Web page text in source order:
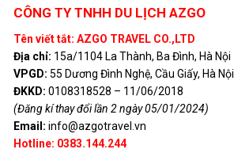
CÔNG TY TNHH DU LỊCH AZGO
Tên viết tắt: AZGO TRAVEL CO.,LTD
Địa chỉ: 15a/1104 La Thành, Ba Đình, Hà Nội
VPGD: 55 Dương Đình Nghệ, Cầu Giấy, Hà Nội
ĐKKD: 0108318528 – 11/06/2018
(Đăng kí thay đổi lần 2 ngày 05/01/2024)
Email: info@azgotravel.vn
Hotline: 0383.144.244